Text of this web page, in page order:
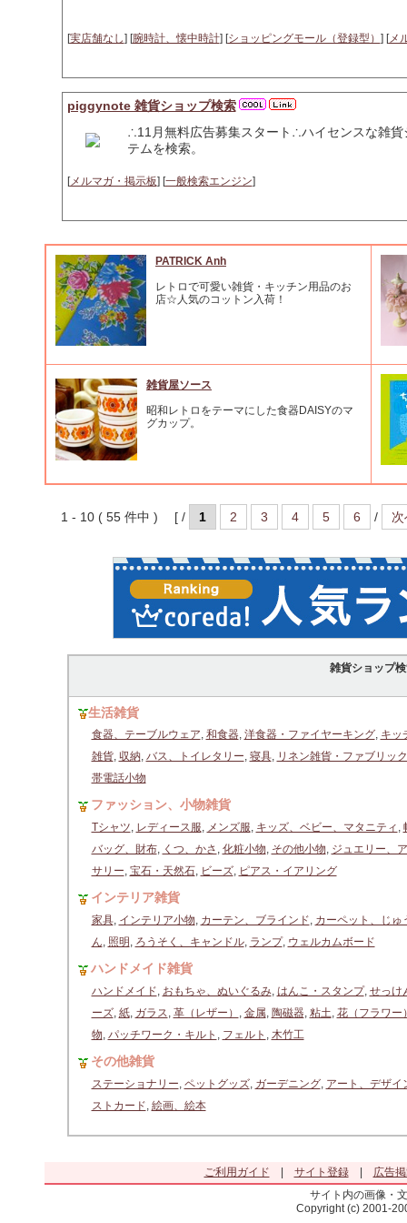
[実店舗なし] [腕時計、懐中時計] [ショッピングモール（登録型） ] [メ
piggynote 雑貨ショップ検索
∴11月無料広告募集スタート∴ハイセンスな雑
テムを検索。
[メルマガ・掲示板] [一般検索エンジン]
PATRICK Anh
レトロで可愛い雑貨・キッチン用品のお
店☆人気のコットン入荷！
雑貨屋ソース
昭和レトロをテーマにした食器DAISYのマ
グカップ。
1 - 10 ( 55 件中 ) [ / 1 2 3 4 5 6 /
雑貨ショップ
生活雑貨
食器、テーブルウェア, 和食器, 洋食器・ファイヤーキング, キッ
雑貨, 収納, バス、トイレタリー, 寝具, リネン雑貨・ファブリック
帯電話小物
ファッション、小物雑貨
Tシャツ, レディース服, メンズ服, キッズ、ベビー、マタニティ ,
バッグ、財布, くつ、かさ , 化粧小物, その他小物, ジュエリー、
サリー, 宝石・天然石, ビーズ, ピアス・イアリング
インテリア雑貨
家具, インテリア小物, カーテン、ブラインド, カーペット、じゅ
ん, 照明 , ろうそく、キャンドル, ランプ, ウェルカムボード
ハンドメイド雑貨
ハンドメイド, おもちゃ、ぬいぐるみ, はんこ・スタンプ, せっけ
ーズ, 紙, ガラス, 革（レザー） , 金属, 陶磁器, 粘土, 花（フラワー
物, パッチワーク・キルト , フェルト , 木竹工
その他雑貨
ステーショナリー, ペットグッズ, ガーデニング, アート、デザイ
ストカード, 絵画、絵本
ご利用ガイド サイト登録|
広告
サイト内の画像・
Copyright (c) 2001-